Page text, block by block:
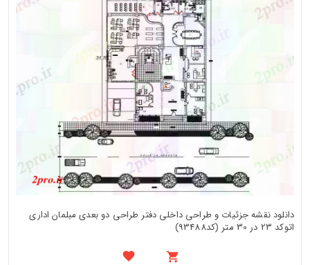
دانلود نقشه جزئیات و طراحی داخلی دفتر طراحی دو بعدی مبلمان اداری
اتوکد 23 در 30 متر (کد93488)